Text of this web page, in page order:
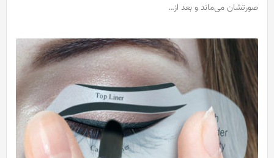
صورتشان می‌ماند و بعد از…